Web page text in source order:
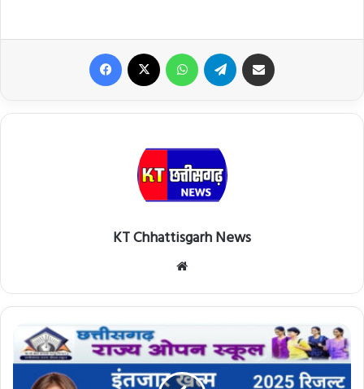
Facebook WhatsApp Telegram
KT Chhattisgarh News